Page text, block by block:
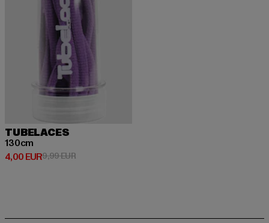
TUBELACES
130cm
4,00 EUR
Derzeitiger Preis: 4,00 EUR
9,99 EURAktionspreis: 9,99 EUR